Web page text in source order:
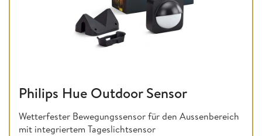
Philips Hue Outdoor Sensor
Wetterfester Bewegungssensor für den Aussenbereich
mit integriertem Tageslichtsensor